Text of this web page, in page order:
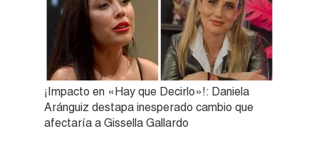
¡Impacto en «Hay que Decirlo»!: Daniela
Aránguiz destapa inesperado cambio que
afectaría a Gissella Gallardo